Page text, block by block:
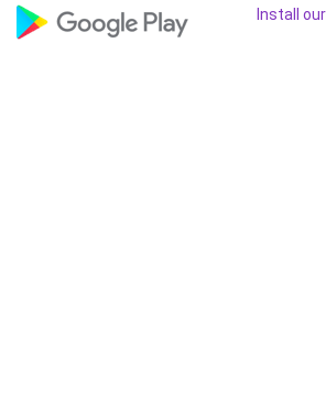
Install our